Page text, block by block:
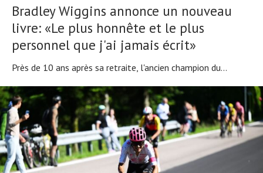
Bradley Wiggins annonce un nouveau
livre: «Le plus honnête et le plus
personnel que j'ai jamais écrit»
Près de 10 ans après sa retraite, l'ancien champion du...
Tests de produits
Conseils
Tous nos articles
À propos